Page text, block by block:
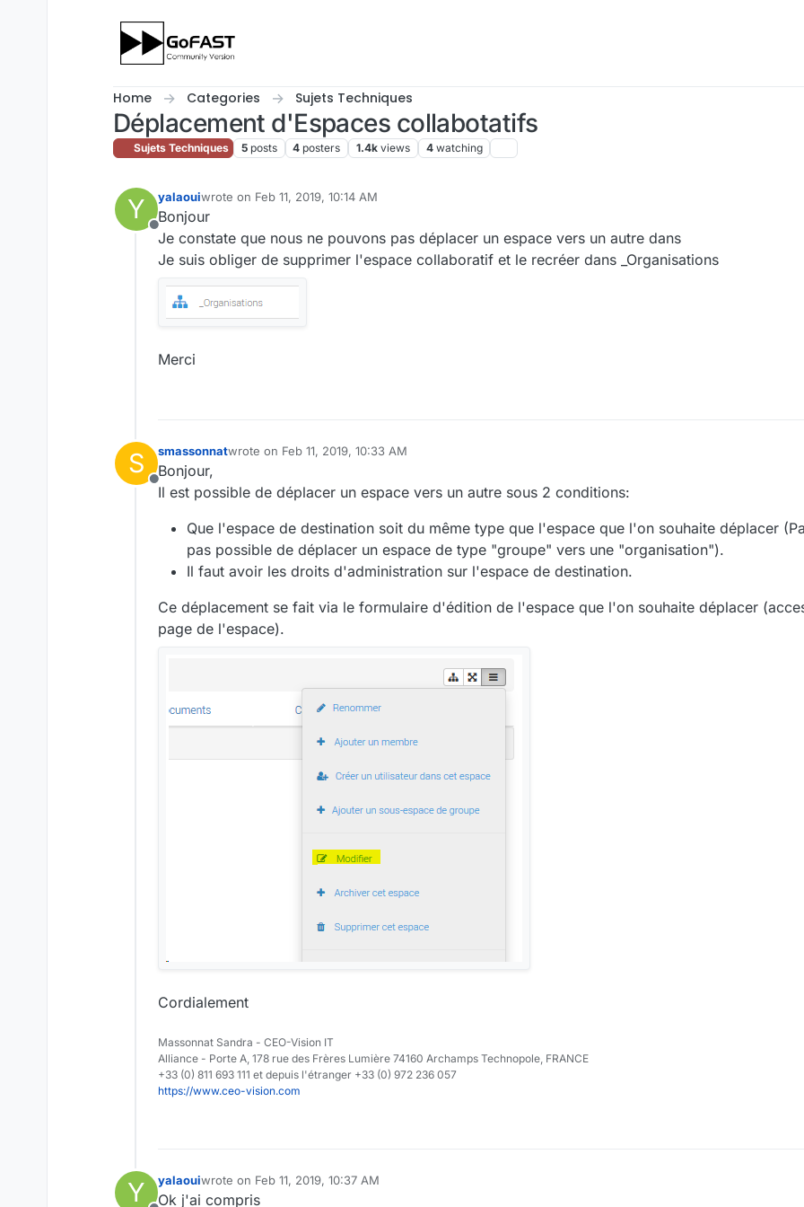
Home Categories Sujets Techniques
Déplacement d'Espaces collabotatifs
Sujets Techniques 5 posts 4 posters 1.4k views 4 watching
Y
Offline
yalaouiwrote on Feb 11, 2019, 10:14 AM
last edited by
Bonjour
Je constate que nous ne pouvons pas déplacer un espace vers un autre dans
Je suis obliger de supprimer l'espace collaboratif et le recréer dans _Organisations
Merci
S
Offline
smassonnatwrote on Feb 11, 2019, 10:33 AM
last edited by
Bonjour,
Il est possible de déplacer un espace vers un autre sous 2 conditions:
Que l'espace de destination soit du même type que l'espace que l'on souhaite déplacer
pas possible de déplacer un espace de type "groupe" vers une "organisation").
Il faut avoir les droits d'administration sur l'espace de destination.
Ce déplacement se fait via le formulaire d'édition de l'espace que l'on souhaite déplacer
page de l'espace).
Cordialement
Massonnat Sandra - CEO-Vision IT
Alliance - Porte A, 178 rue des Frères Lumière 74160 Archamps Technopole, FRANCE
+33 (0) 811 693 111 et depuis l'étranger +33 (0) 972 236 057
https://www.ceo-vision.com
Y yalaouiwrote on Feb 11, 2019, 10:37 AM
last edited by
Ok j'ai compris